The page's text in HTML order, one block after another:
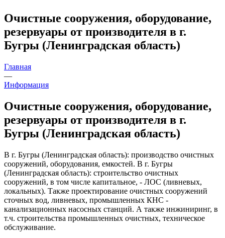
Очистные сооружения, оборудование,
резервуары от производителя в г.
Бугры (Ленинградская область)
Главная
—
Информация
Очистные сооружения, оборудование,
резервуары от производителя в г.
Бугры (Ленинградская область)
В г. Бугры (Ленинградская область): производство очистных
сооружений, оборудования, емкостей. В г. Бугры
(Ленинградская область): строительство очистных
сооружений, в том числе капитальное, - ЛОС (ливневых,
локальных). Также проектирование очистных сооружений
сточных вод, ливневых, промышленных КНС -
канализационных насосных станций. А также инжиниринг, в
т.ч. строительства промышленных очистных, техническое
обслуживание.